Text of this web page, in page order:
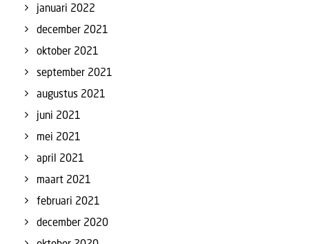
januari 2022
december 2021
oktober 2021
september 2021
augustus 2021
juni 2021
mei 2021
april 2021
maart 2021
februari 2021
december 2020